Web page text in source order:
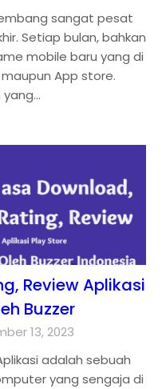
sangat pesat
Setiap bulan, bahkan
mobile baru yang di
App store.
yang…
Review Aplikasi
Buzzer
13, 2023
adalah sebuah
yang sengaja di